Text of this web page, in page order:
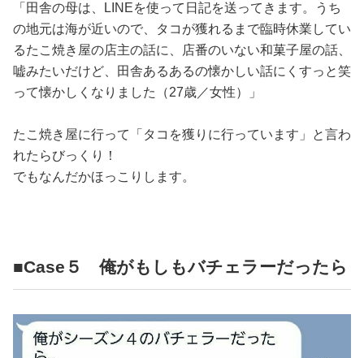
「田舎の母は、LINEを使って日記を送ってきます。うち
の地元は海が近いので、タコが獲れるまで臨時休業してい
るたこ焼き屋の店主の話に、店番のいない和菓子屋の話、
嘘みたいだけど、田舎あるあるの懐かしい話にくすっと笑
って懐かしくなりました（27歳／女性）」
たこ焼き屋に行って「タコを獲りに行っています」と言わ
れたらびっくり！
でもなんだかほっこりします。
■Case５ 俺がもしもバチェラーだったら